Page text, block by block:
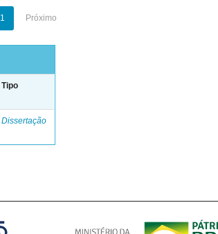
1 Próximo
Tipo
Dissertação